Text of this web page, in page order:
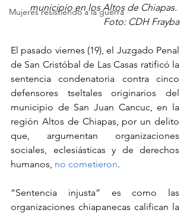
Mujeres resistiendo a la guerra
municipio en los Altos de Chiapas.
Foto: CDH Frayba
El pasado viernes (19), el Juzgado Penal
de San Cristóbal de Las Casas ratificó la
sentencia condenatoria contra cinco
defensores tseltales originarios del
municipio de San Juan Cancuc, en la
región Altos de Chiapas, por un delito
que, argumentan organizaciones
sociales, eclesiásticas y de derechos
humanos, no cometieron.
“Sentencia injusta” es como las
organizaciones chiapanecas califican la